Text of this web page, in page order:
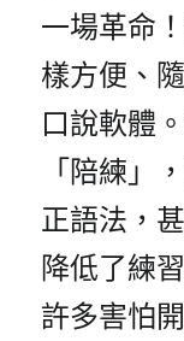
一場革命
樣方便、
口說軟體
「陪練」
正語法，
降低了練
許多害怕